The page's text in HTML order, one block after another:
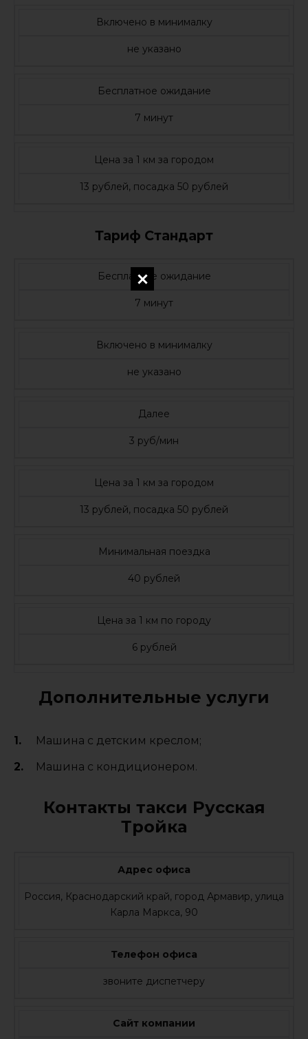
Включено в минималку
не указано
Бесплатное ожидание
7 минут
Цена за 1 км за городом
13 рублей, посадка 50 рублей
Тариф Стандарт
Бесплатное ожидание
7 минут
Включено в минималку
не указано
Далее
3 руб/мин
Цена за 1 км за городом
13 рублей, посадка 50 рублей
Минимальная поездка
40 рублей
Цена за 1 км по городу
6 рублей
Дополнительные услуги
Машина с детским креслом;
Машина с кондиционером.
Контакты такси Русская
Тройка
Адрес офиса
Россия, Краснодарский край, город Армавир, улица
Карла Маркса, 90
Телефон офиса
звоните диспетчеру
Сайт компании